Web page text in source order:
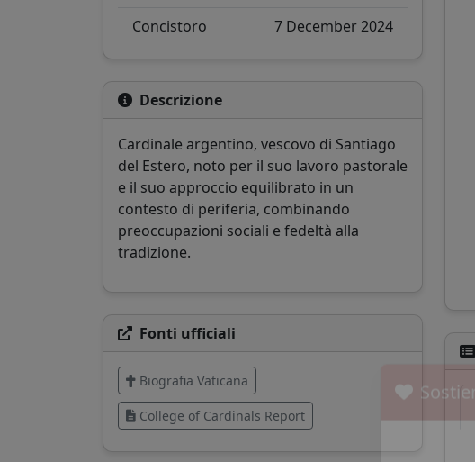
Concistoro
7 December 2024
Descrizione
Cardinale argentino, vescovo di Santiago
del Estero, noto per il suo lavoro pastorale
e il suo approccio equilibrato in un
contesto di periferia, combinando
preoccupazioni sociali e fedeltà alla
tradizione.
Fonti ufficiali
Biografia Vaticana
College of Cardinals Report